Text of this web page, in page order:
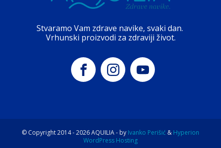
Stvaramo Vam zdrave navike, svaki dan.
Vrhunski proizvodi za zdraviji život.
© Copyright 2014 -2026AQUILIA - by Ivanko Perišić & Hyperion
WordPress Hosting